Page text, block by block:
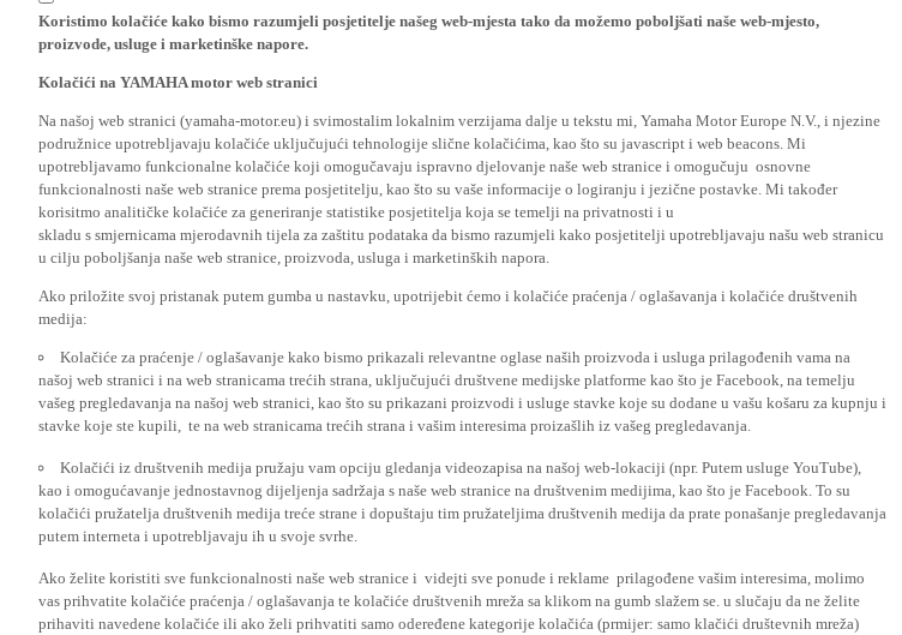
Koristimo kolačiće kako bismo razumjeli posjetitelje našeg web-mjesta tako da možemo poboljšati naše web-mjesto,
proizvode, usluge i marketinške napore.
Kolačići na YAMAHA motor web stranici
Na našoj web stranici (yamaha-motor.eu) i svimostalim lokalnim verzijama dalje u tekstu mi, Yamaha Motor Europe N.V., i njezine
podružnice upotrebljavaju kolačiće uključujući tehnologije slične kolačićima, kao što su javascript i web beacons. Mi
upotrebljavamo funkcionalne kolačiće koji omogučavaju ispravno djelovanje naše web stranice i omogučuju osnovne
funkcionalnosti naše web stranice prema posjetitelju, kao što su vaše informacije o logiranju i jezične postavke. Mi također
korisitmo analitičke kolačiće za generiranje statistike posjetitelja koja se temelji na privatnosti i u
skladu s smjernicama mjerodavnih tijela za zaštitu podataka da bismo razumjeli kako posjetitelji upotrebljavaju našu web stranicu
u cilju poboljšanja naše web stranice, proizvoda, usluga i marketinških napora.
Ako priložite svoj pristanak putem gumba u nastavku, upotrijebit ćemo i kolačiće praćenja / oglašavanja i kolačiće društvenih
medija:
Kolačiće za praćenje / oglašavanje kako bismo prikazali relevantne oglase naših proizvoda i usluga prilagođenih vama na
našoj web stranici i na web stranicama trećih strana, uključujući društvene medijske platforme kao što je Facebook, na temelju
vašeg pregledavanja na našoj web stranici, kao što su prikazani proizvodi i usluge stavke koje su dodane u vašu košaru za kupnju i
stavke koje ste kupili, te na web stranicama trećih strana i vašim interesima proizašlih iz vašeg pregledavanja.
Kolačići iz društvenih medija pružaju vam opciju gledanja videozapisa na našoj web-lokaciji (npr. Putem usluge YouTube),
kao i omogućavanje jednostavnog dijeljenja sadržaja s naše web stranice na društvenim medijima, kao što je Facebook. To su
kolačići pružatelja društvenih medija treće strane i dopuštaju tim pružateljima društvenih medija da prate ponašanje pregledavanja
putem interneta i upotrebljavaju ih u svoje svrhe.
Ako želite koristiti sve funkcionalnosti naše web stranice i videjti sve ponude i reklame prilagođene vašim interesima, molimo
vas prihvatite kolačiće praćenja / oglašavanja te kolačiće društvenih mreža sa klikom na gumb slažem se. u slučaju da ne želite
prihaviti navedene kolačiće ili ako želi prihvatiti samo odeređene kategorije kolačića (prmijer: samo klačići društevnih mreža)